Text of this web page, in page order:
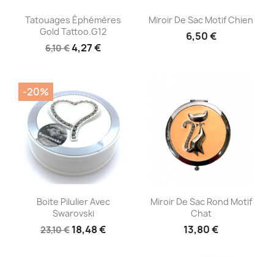
Aperçu rapide
Tatouages Éphémères
Gold Tattoo.G12
6,10 €4,27 €
Aperçu rapide
Miroir De Sac Motif Chien
6,50 €
Aperçu rapide
Boite Pilulier Avec
Swarovski
23,10 € 18,48 €
-20%
Aperçu rapide
Miroir De Sac Rond Motif
Chat
13,80 €